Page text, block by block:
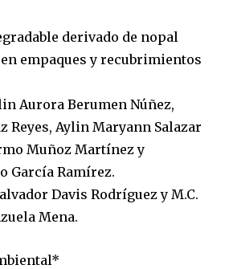
derivado de nopal
empaques y recubrimientos
Aurora Berumen Núñez,
Reyes, Aylin Maryann Salazar
Muñoz Martínez y
García Ramírez.
Davis Rodríguez y M.C.
Mena.